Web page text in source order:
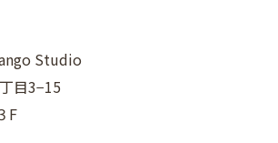
Studio
目3−15
F